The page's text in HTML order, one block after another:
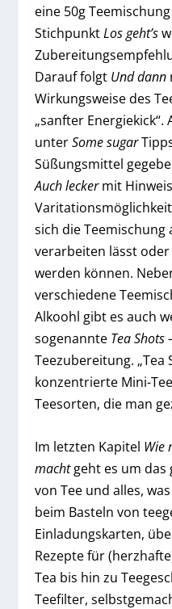
eine 50g
StichpunktLos geht’s
Darauf folgt Und dann
Wirkungsweise des
„sanfter Energiekick“.
unterSome sugar
Süßungsmittel
Auch leckermit
sich die Teemischung
verarbeiten lässt
werden können.
verschiedene
Alkoohl gibt es auch
sogenannte Tea Shots
Teezubereitung.
konzentrierte Mini-
Teesorten, die man
Im letzten Kapitel Wie
machtgeht es um das
von Tee und alles,
beim Basteln von
Einladungskarten,
Rezepte für
Tea bis hin zu
Teefilter,